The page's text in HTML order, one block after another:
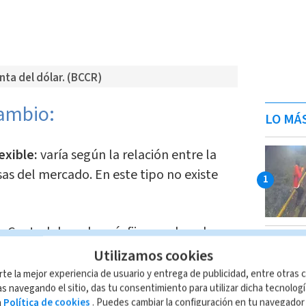
del dólar. (BCCR)
varía según la relación entre la
del mercado. En este tipo no existe
Central de cada país fija su valor y lo
es medida en términos reales, entre
LO
Utilizamos cookies
la mejor experiencia de usuario y entrega de publicidad, entre otras
navegando el sitio, das tu consentimiento para utilizar dicha
Política de cookies . Puedes cambiar la configuración en tu